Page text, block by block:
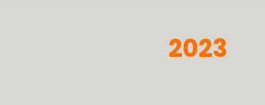
2023